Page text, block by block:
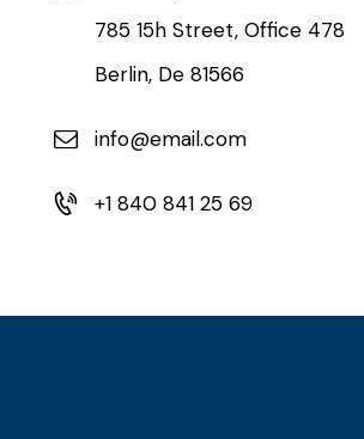
785 15h Street, Office 478
Berlin, De 81566
info@email.com
+1 840 841 25 69